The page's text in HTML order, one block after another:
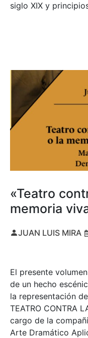
siglo XIX y
«Teatro
memoria
JUAN LUIS MIRA
El presente
de un hecho
la representación
TEATRO CONTRA
cargo de la
Arte Dramático